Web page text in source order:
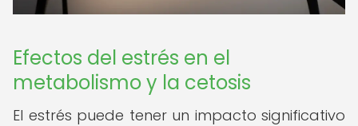
Efectos del estrés en el
metabolismo y la cetosis
El estrés puede tener un impacto significativo